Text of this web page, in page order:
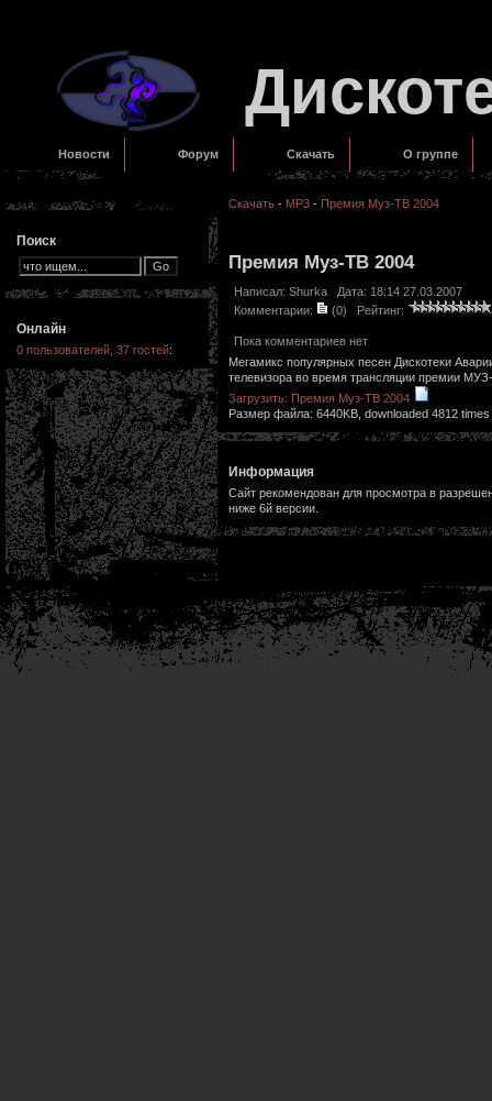
Новости Форум Скачать О группе
Поиск
Онлайн
0 пользователей, 37 гостей:
Скачать - MP3 - Премия Муз-ТВ 2004
Премия Муз-ТВ 2004
Написал: Shurka Дата: 18:14 27.03.2007
Комментарии:
(0) Рейтинг:
Пока комментариев нет
Мегамикс популярных песен Дискотеки
телевизора во время трансляции премии
Загрузить: Премия Муз-ТВ 2004
Размер файла: 6440KB, downloaded 4812 times
Информация
Сайт рекомендован для просмотра в
ниже 6й версии.